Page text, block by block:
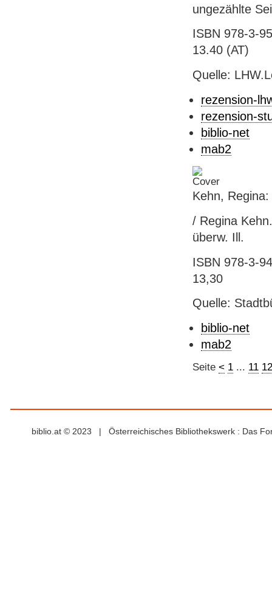
ungezählte
ISBN 978-3-
13.40 (AT)
Quelle:
rezension-
rezension-
biblio-net
mab2
Kehn,
/ Regina
überw. Ill.
ISBN 978-3-
13,30
Quelle:
biblio-net
mab2
Seite < 1... 11 12
biblio.at © 2023 | Österreichisches Bibliothekswerk : Das